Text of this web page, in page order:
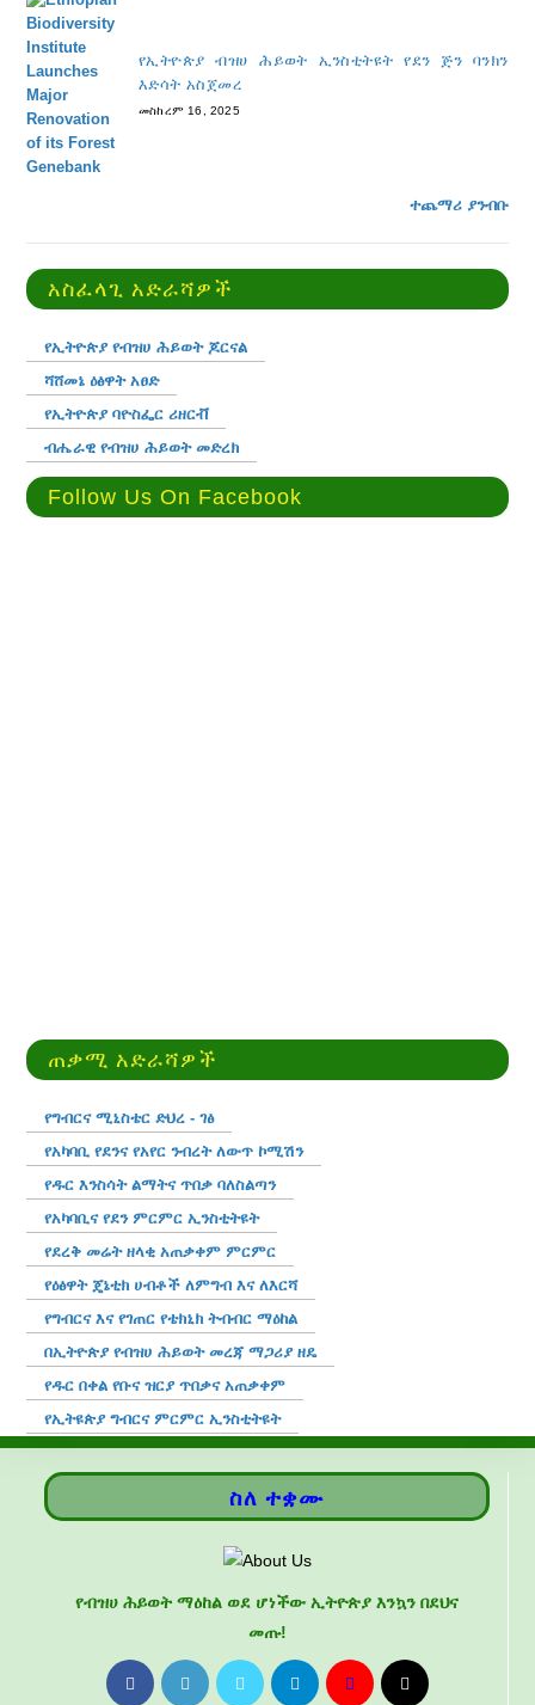
የኢትዮጵያ ብዝሀ ሕይወት ኢንስቲትዩት የደን ጅን ባንክን
እድሳት አስጀመረ
መስከረም 16, 2025
ተጨማሪ ያንብቡ
አስፈላጊ አድራሻዎች
የኢትዮጵያ የብዝሀ ሕይወት ጆርናል
ሻሸመኔ ዕፅዋት አፀድ
የኢትዮጵያ ባዮስፌር ሪዘርቭ
ብሔራዊ የብዝሀ ሕይወት መድረክ
Follow Us On Facebook
ጠቃሚ አድራሻዎች
የግብርና ሚኒስቴር ድህረ - ገፅ
የአካባቢ የደንና የአየር ንብረት ለውጥ ኮሚሽን
የዱር እንስሳት ልማትና ጥበቃ ባለስልጣን
የአካባቢና የደን ምርምር ኢንስቲትዩት
የደረቅ መሬት ዘላቂ አጠቃቀም ምርምር
የዕፅዋት ጄኔቲክ ሀብቶች ለምግብ እና ለእርሻ
የግብርና እና የገጠር የቴክኒክ ትብብር ማዕከል
በኢትዮጵያ የብዝሀ ሕይወት መረጃ ማጋሪያ ዘዴ
የዱር በቀል የቡና ዝርያ ጥበቃና አጠቃቀም
የኢትዩጵያ ግብርና ምርምር ኢንስቲትዩት
ስለ ተቋሙ
የብዝሀ ሕይወት ማዕከል ወደ ሆነችው ኢትዮጵያ እንኳን በደህና
መጡ!